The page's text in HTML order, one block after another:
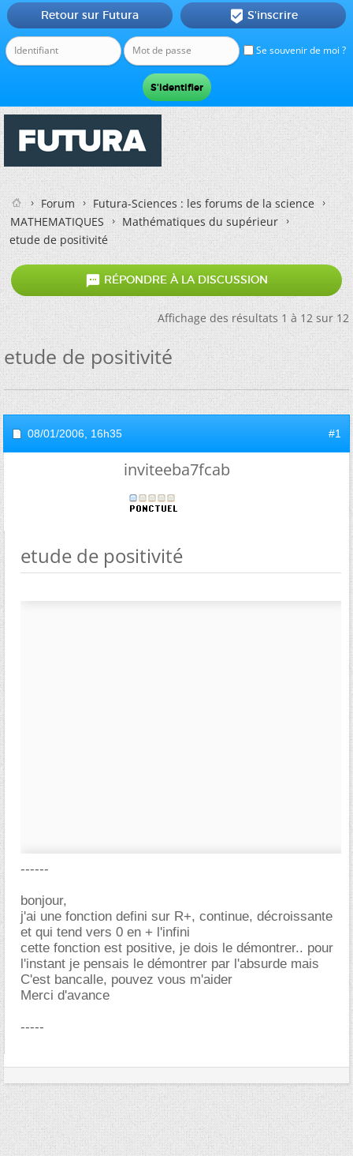
Se souvenir de moi ?
Retour sur Futura  S'inscrire
Forum
Futura-Sciences : les forums de la science
MATHEMATIQUES
Mathématiques du supérieur
etude de positivité
 RÉPONDRE À LA DISCUSSION
Affichage des résultats 1 à 12 sur 12
etude de positivité
08/01/2006, 16h35 #1
inviteeba7fcab
etude de positivité
------
bonjour,
j'ai une fonction defini sur R+, continue, décroissante
et qui tend vers 0 en + l'infini
cette fonction est positive, je dois le démontrer.. pour
l'instant je pensais le démontrer par l'absurde mais
C'est bancalle, pouvez vous m'aider
Merci d'avance
-----